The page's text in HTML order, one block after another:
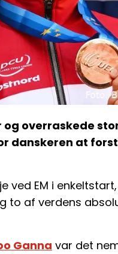
overraskede
danskeren at
ved EM i
to af verdens
Ganna var det